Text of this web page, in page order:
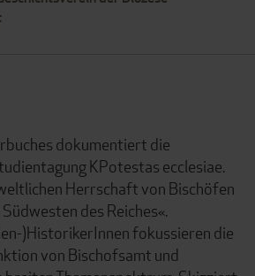
dokumentiert die
KPotestas ecclesiae.
Herrschaft von Bischöfen
des Reiches«.
)HistorikerInnen fokussieren die
von Bischofsamt und